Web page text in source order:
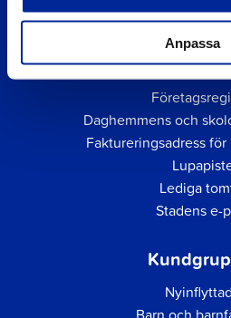
Anpassa
Daghemmens och
Faktureringsadress
Lediga
Stadens e-